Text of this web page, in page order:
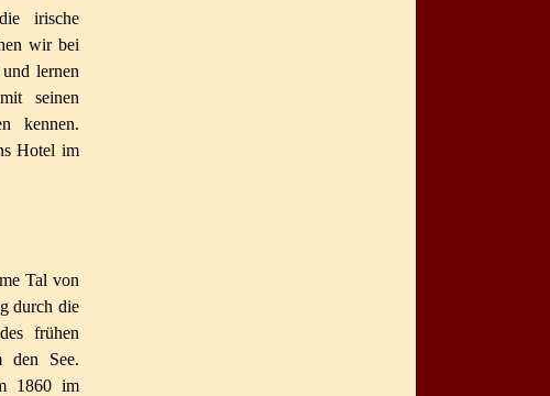
irische
wir bei
lernen
mit seinen
kennen.
Hotel im
Tal von
durch die
frühen
den See.
1860 im